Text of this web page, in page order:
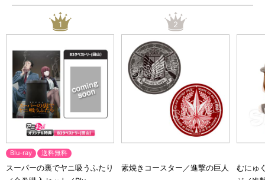
1
Blu-ray 送料無料
スーパーの裏でヤニ吸うふたり
2
素焼きコースター／進撃の巨人
むにゅ